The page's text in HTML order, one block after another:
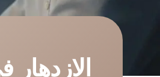
الازدهار